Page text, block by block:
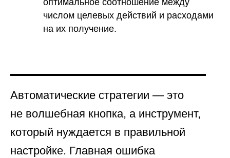
оптимальное соотношение между
числом целевых действий и расходами
на их получение.
Автоматические стратегии — это
не волшебная кнопка, а инструмент,
который нуждается в правильной
настройке. Главная ошибка